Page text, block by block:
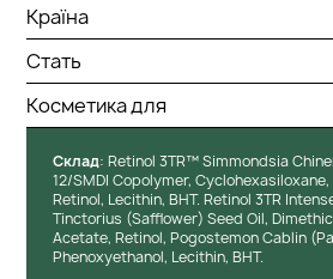
Країна
Стать
Косметика для
Cклад: Retinol 3TR™ Simmondsia
12/SMDI Copolymer,
Retinol, Lecithin, BHT. Retinol 3TR
Tinctorius (Safflower) Seed Oil,
Acetate, Retinol, Pogostemon Cablin
Phenoxyethanol, Lecithin, BHT.